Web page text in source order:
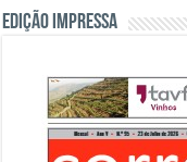
Edição Impressa